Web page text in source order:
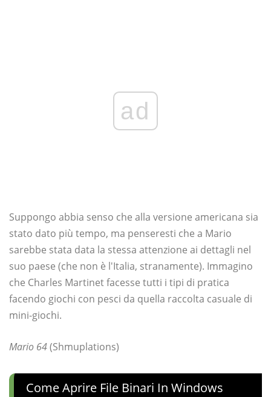
ad
Suppongo abbia senso che alla versione americana sia
stato dato più tempo, ma penseresti che a Mario
sarebbe stata data la stessa attenzione ai dettagli nel
suo paese (che non è l'Italia, stranamente). Immagino
che Charles Martinet facesse tutti i tipi di pratica
facendo giochi con pesci da quella raccolta casuale di
mini-giochi.
Mario 64(Shmuplations)
Come Aprire File Binari In Windows